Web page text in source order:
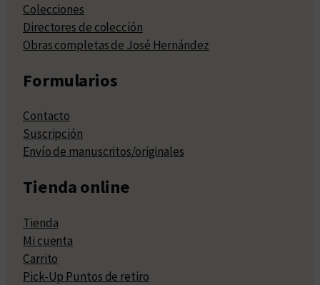
Colecciones
Directores de colección
Obras completas de José Hernández
Formularios
Contacto
Suscripción
Envío de manuscritos/originales
Tienda online
Tienda
Mi cuenta
Carrito
Pick-Up Puntos de retiro